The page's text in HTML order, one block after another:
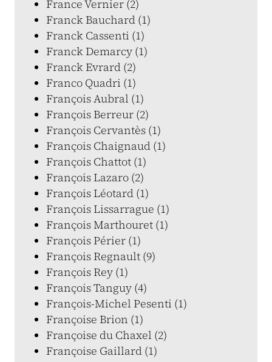
France Vernier (2)
Franck Bauchard (1)
Franck Cassenti (1)
Franck Demarcy (1)
Franck Evrard (2)
Franco Quadri (1)
François Aubral (1)
François Berreur (2)
François Cervantès (1)
François Chaignaud (1)
François Chattot (1)
François Lazaro (2)
François Léotard (1)
François Lissarrague (1)
François Marthouret (1)
François Périer (1)
François Regnault (9)
François Rey (1)
François Tanguy (4)
François-Michel Pesenti (1)
Françoise Brion (1)
Françoise du Chaxel (2)
Françoise Gaillard (1)